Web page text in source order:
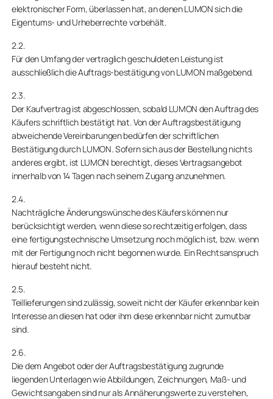
elektronischer Form, überlassen hat, an denen LUMON sich die
Eigentums- und Urheberrechte vorbehält.
2.2.
Für den Umfang der vertraglich geschuldeten Leistung ist
ausschließlich die Auftrags-bestätigung von LUMON maßgebend.
2.3.
Der Kaufvertrag ist abgeschlossen, sobald LUMON den Auftrag des
Käufers schriftlich bestätigt hat. Von der Auftragsbestätigung
abweichende Vereinbarungen bedürfen der schriftlichen
Bestätigung durch LUMON. Sofern sich aus der Bestellung nichts
anderes ergibt, ist LUMON berechtigt, dieses Vertragsangebot
innerhalb von 14 Tagen nach seinem Zugang anzunehmen.
2.4.
Nachträgliche Änderungswünsche des Käufers können nur
berücksichtigt werden, wenn diese so rechtzeitig erfolgen, dass
eine fertigungstechnische Umsetzung noch möglich ist, bzw. wenn
mit der Fertigung noch nicht begonnen wurde. Ein Rechtsanspruch
hierauf besteht nicht.
2.5.
Teillieferungen sind zulässig, soweit nicht der Käufer erkennbar kein
Interesse an diesen hat oder ihm diese erkennbar nicht zumutbar
sind.
2.6.
Die dem Angebot oder der Auftragsbestätigung zugrunde
liegenden Unterlagen wie Abbildungen, Zeichnungen, Maß- und
Gewichtsangaben sind nur als Annäherungswerte zu verstehen,